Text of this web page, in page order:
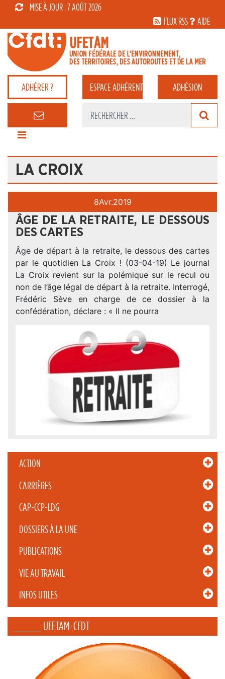
MISE À JOUR : 7 AOÛT 2026
FLUX RSS
AIDE
ADHÉRER ? ESPACEADHÉRENT ADHÉSION
LA CROIX
ACTION
CARRIÈRES
CAP-CCP-LDG
DOSSIERS À LA UNE
PUBLICATIONS
VIE AU TRAVAIL
INFOS UTILES
_____ UFETAM-CFDT
8Avr.2019
ÂGE DE LA RETRAITE, LE DESSOUS
DES CARTES
Âge de départ à la retraite, le dessous des cartes
par le quotidien La Croix ! (03-04-19) Le journal
La Croix revient sur la polémique sur le recul ou
non de l’âge légal de départ à la retraite. Interrogé,
Frédéric Sève en charge de ce dossier à la
confédération, déclare : « Il ne pourra